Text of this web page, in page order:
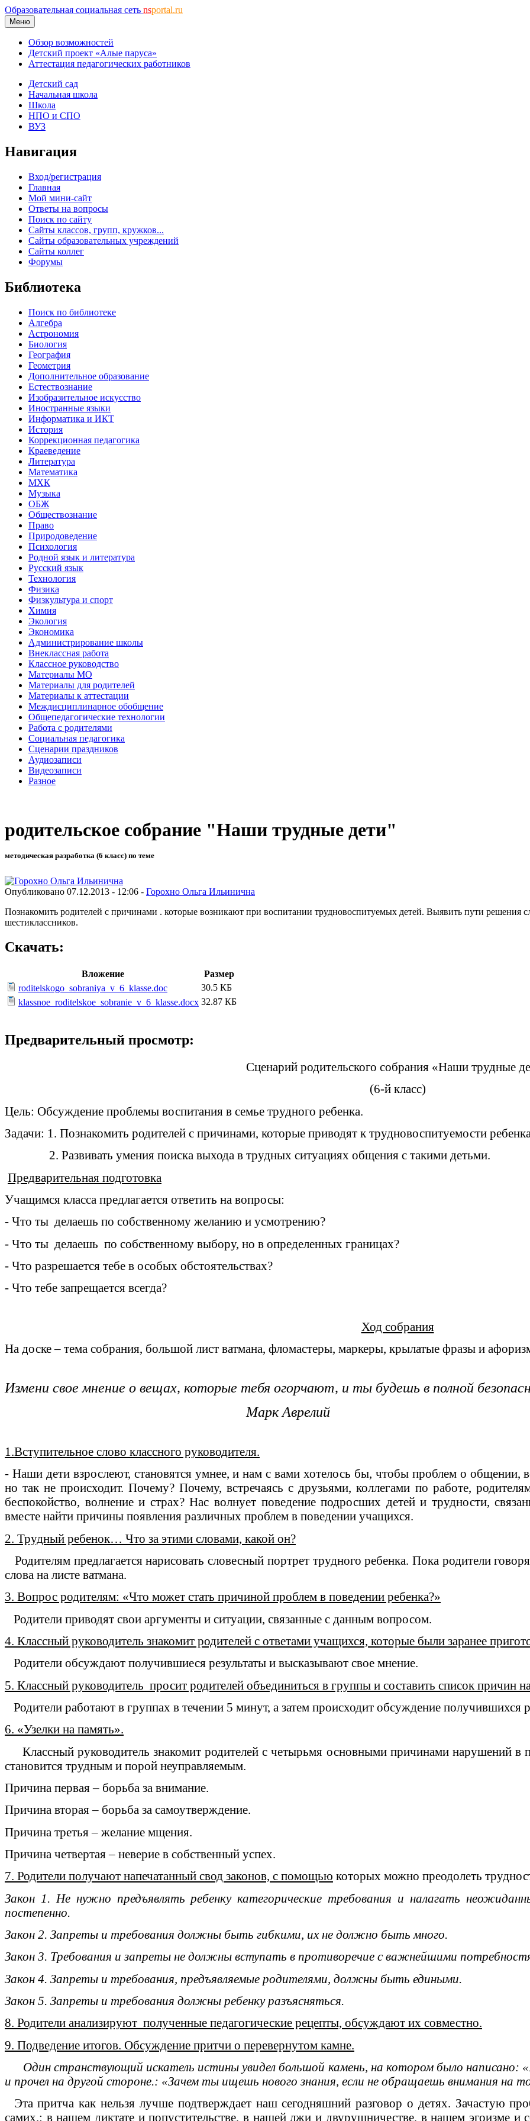
Образовательная социальная сеть nsportal.ru
Меню
Обзор возможностей
Детский проект «Алые паруса»
Аттестация педагогических работников
Детский сад
Начальная школа
Школа
НПО и СПО
ВУЗ
Навигация
Вход/регистрация
Главная
Мой мини-сайт
Ответы на вопросы
Поиск по сайту
Сайты классов, групп, кружков...
Сайты образовательных учреждений
Сайты коллег
Форумы
Библиотека
Поиск по библиотеке
Алгебра
Астрономия
Биология
География
Геометрия
Дополнительное образование
Естествознание
Изобразительное искусство
Иностранные языки
Информатика и ИКТ
История
Коррекционная педагогика
Краеведение
Литература
Математика
МХК
Музыка
ОБЖ
Обществознание
Право
Природоведение
Психология
Родной язык и литература
Русский язык
Технология
Физика
Физкультура и спорт
Химия
Экология
Экономика
Администрирование школы
Внеклассная работа
Классное руководство
Материалы МО
Материалы для родителей
Материалы к аттестации
Междисциплинарное обобщение
Общепедагогические технологии
Работа с родителями
Социальная педагогика
Сценарии праздников
Аудиозаписи
Видеозаписи
Разное
родительское собрание "Наши трудные дети"
методическая разработка (6 класс) по теме
Опубликовано 07.12.2013 - 12:06 - Горохно Ольга Ильинична
Познакомить родителей с причинами . которые возникают при воспитании трудновоспитуемых детей. Выявить пути
шестиклассников.
Скачать:
Вложение
Размер
roditelskogo_sobraniya_v_6_klasse.doc
30.5 КБ
klassnoe_roditelskoe_sobranie_v_6_klasse.docx 32.87 КБ
Предварительный просмотр:
Сценарий родительского собрания «Наши трудные
(6-й класс)
Цель: Обсуждение проблемы воспитания в семье трудного ребенка.
Задачи: 1. Познакомить родителей с причинами, которые приводят к трудновоспитуемости
2. Развивать умения поиска выхода в трудных ситуациях общения с такими детьми.
Предварительная подготовка
Учащимся класса предлагается ответить на вопросы:
- Что ты делаешь по собственному желанию и усмотрению?
- Что ты делаешь по собственному выбору, но в определенных границах?
- Что разрешается тебе в особых обстоятельствах?
- Что тебе запрещается всегда?
Ход собрания
На доске – тема собрания, большой лист ватмана, фломастеры, маркеры, крылатые фразы и
Измени свое мнение о вещах, которые тебя огорчают, и ты будешь в полной
Марк Аврелий
1.Вступительное слово классного руководителя.
- Наши дети взрослеют, становятся умнее, и нам с вами хотелось бы, чтобы проблем о общении,
но так не происходит. Почему? Почему, встречаясь с друзьями, коллегами по работе,
беспокойство, волнение и страх? Нас волнует поведение подросших детей и трудности,
вместе найти причины появления различных проблем в поведении учащихся.
2. Трудный ребенок… Что за этими словами, какой он?
Родителям предлагается нарисовать словесный портрет трудного ребенка. Пока родители
слова на листе ватмана.
3. Вопрос родителям: «Что может стать причиной проблем в поведении ребенка?»
Родители приводят свои аргументы и ситуации, связанные с данным вопросом.
4. Классный руководитель знакомит родителей с ответами учащихся, которые были заранее
Родители обсуждают получившиеся результаты и высказывают свое мнение.
5. Классный руководитель просит родителей объединиться в группы и составить список причин
Родители работают в группах в течении 5 минут, а затем происходит обсуждение получившихся
6. «Узелки на память».
Классный руководитель знакомит родителей с четырьмя основными причинами нарушений в
становится трудным и порой неуправляемым.
Причина первая – борьба за внимание.
Причина вторая – борьба за самоутверждение.
Причина третья – желание мщения.
Причина четвертая – неверие в собственный успех.
7. Родители получают напечатанный свод законов, с помощью которых можно преодолеть
Закон 1. Не нужно предъявлять ребенку категорические требования и налагать
постепенно.
Закон 2. Запреты и требования должны быть гибкими, их не должно быть много.
Закон 3. Требования и запреты не должны вступать в противоречие с важнейшими
Закон 4. Запреты и требования, предъявляемые родителями, должны быть едиными.
Закон 5. Запреты и требования должны ребенку разъясняться.
8. Родители анализируют полученные педагогические рецепты, обсуждают их совместно.
9. Подведение итогов. Обсуждение притчи о перевернутом камне.
Один странствующий искатель истины увидел большой камень, на котором было написано:
и прочел на другой стороне.: «Зачем ты ищешь нового знания, если не обращаешь внимания на
Эта притча как нельзя лучше подтверждает наш сегодняшний разговор о детях. Зачастую
самих.: в нашем диктате и попустительстве, в нашей лжи и двурушничестве, в нашем эгоизме